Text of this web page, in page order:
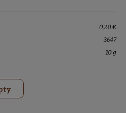
0,20 €
3647
10 g